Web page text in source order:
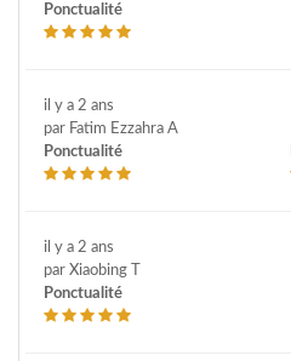
Ponctualité
il y a 2 ans
par Fatim Ezzahra A
Ponctualité
il y a 2 ans
par Xiaobing T
Ponctualité